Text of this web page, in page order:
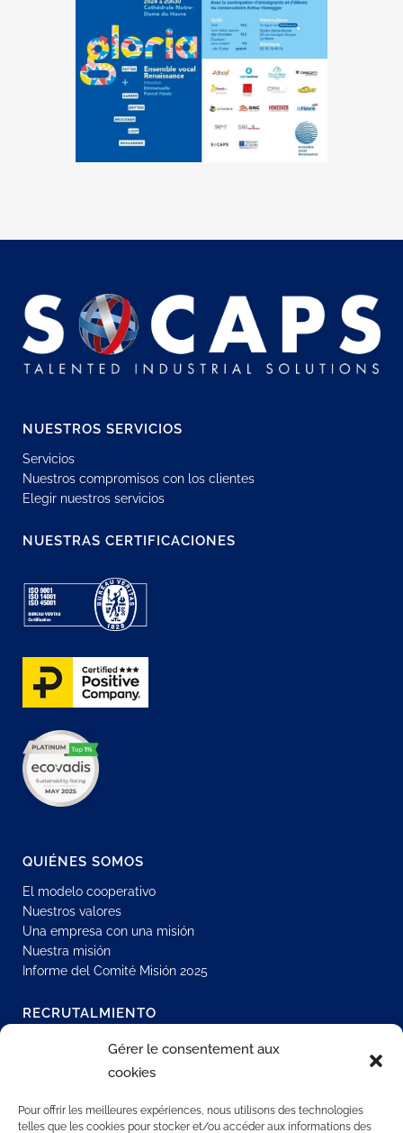
Gérer le consentement aux
cookies
Pour offrir les meilleures expériences, nous utilisons des technologies
telles que les cookies pour stocker et/ou accéder aux informations des
NUESTROS SERVICIOS
Servicios
Nuestros compromisos con los clientes
Elegir nuestros servicios
NUESTRAS CERTIFICACIONES
QUIÉNES SOMOS
El modelo cooperativo
Nuestros valores
Una empresa con una misión
Nuestra misión
Informe del Comité Misión 2025
RECRUTALMIENTO
Únase a nuestra red
Todas nuestras ofertas de empleo